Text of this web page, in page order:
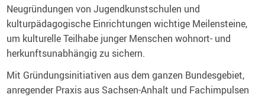
Neugründungen von Jugendkunstschulen und
kulturpädagogische Einrichtungen wichtige Meilensteine,
um kulturelle Teilhabe junger Menschen wohnort- und
herkunftsunabhängig zu sichern.
Mit Gründungsinitiativen aus dem ganzen Bundesgebiet,
anregender Praxis aus Sachsen-Anhalt und Fachimpulsen